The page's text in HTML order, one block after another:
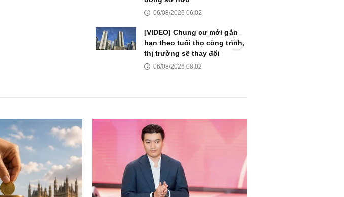
06/08/2026 06:02
[VIDEO] Chung cư mới gắn
hạn theo tuổi thọ công trình,
thị trường sẽ thay đổi
06/08/2026 08:02